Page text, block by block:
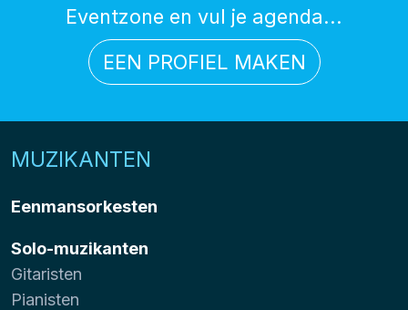
Eventzone en vul je agenda...
EEN PROFIEL MAKEN
MUZIKANTEN
Eenmansorkesten
Solo-muzikanten
Gitaristen
Pianisten